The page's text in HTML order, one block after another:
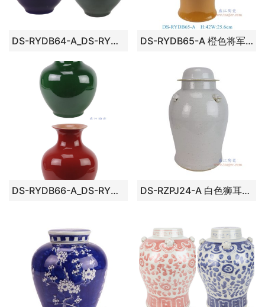
DS-RYDB64-A_DS-RYDB64-B深蓝 绿色葫芦瓶灯具 DS-RYDB65-A 橙色将军罐灯具
DS-RYDB66-A_DS-RYDB66-B红色绿色赏瓶灯具 DS-RZPJ24-A 白色狮耳将军罐灯具